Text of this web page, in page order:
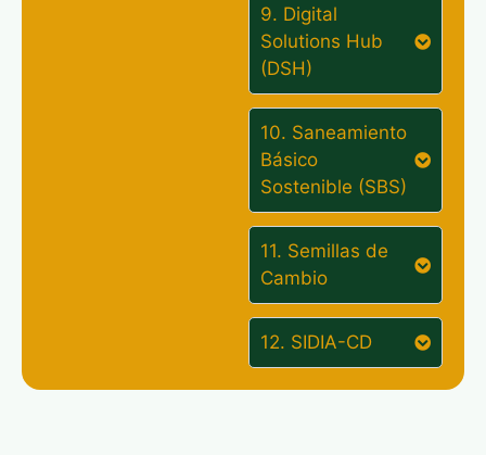
9. Digital
Solutions Hub
(DSH)
10. Saneamiento
Básico
Sostenible (SBS)
11. Semillas de
Cambio
12. SIDIA-CD